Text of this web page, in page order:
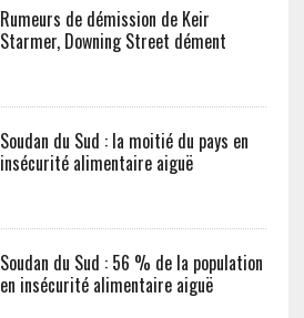
Rumeurs de démission de Keir
Starmer, Downing Street dément
Soudan du Sud : la moitié du pays en
insécurité alimentaire aiguë
Soudan du Sud : 56 % de la population
en insécurité alimentaire aiguë